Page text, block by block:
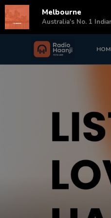
Login
Melbourne
Australia's No. 1